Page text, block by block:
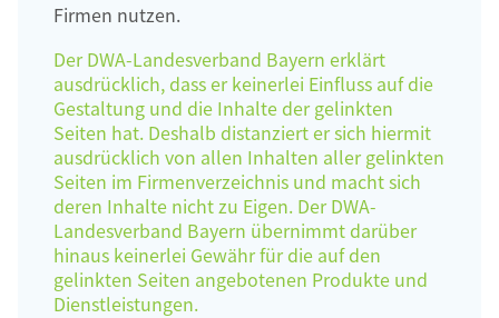
Firmen nutzen.
Der DWA-Landesverband Bayern erklärt
ausdrücklich, dass er keinerlei Einfluss auf die
Gestaltung und die Inhalte der gelinkten
Seiten hat. Deshalb distanziert er sich hiermit
ausdrücklich von allen Inhalten aller gelinkten
Seiten im Firmenverzeichnis und macht sich
deren Inhalte nicht zu Eigen. Der DWA-
Landesverband Bayern übernimmt darüber
hinaus keinerlei Gewähr für die auf den
gelinkten Seiten angebotenen Produkte und
Dienstleistungen.